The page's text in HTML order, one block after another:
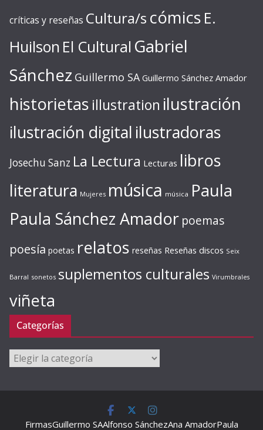
críticas y reseñas Cultura/s cómics E.
Huilson El Cultural Gabriel
Sánchez Guillermo SA Guillermo Sánchez Amador
historietas illustration ilustración
ilustración digital ilustradoras
Josechu Sanz La Lectura Lecturas libros
literatura Mujeres música música Paula
Paula Sánchez Amador poemas
poesía poetas relatos reseñas Reseñas discos Seix
Barral sonetos suplementos culturales Virumbrales
viñeta
Categorías
Categorías
FirmasGuillermo SAAlfonso SánchezAna AmadorPaula